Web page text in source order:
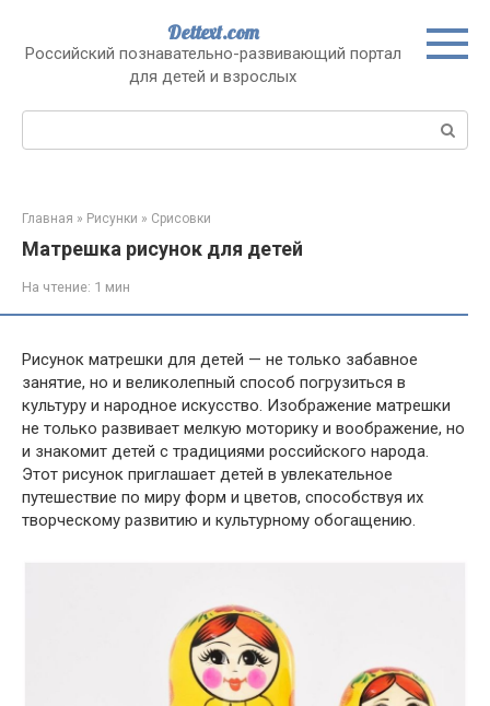
контенту
Dettext.com
Российский познавательно-развивающий портал
для детей и взрослых
Поиск:
Главная » Рисунки » Срисовки
Матрешка рисунок для детей
На чтение: 1 мин
Рисунок матрешки для детей — не только забавное
занятие, но и великолепный способ погрузиться в
культуру и народное искусство. Изображение матрешки
не только развивает мелкую моторику и воображение, но
и знакомит детей с традициями российского народа.
Этот рисунок приглашает детей в увлекательное
путешествие по миру форм и цветов, способствуя их
творческому развитию и культурному обогащению.